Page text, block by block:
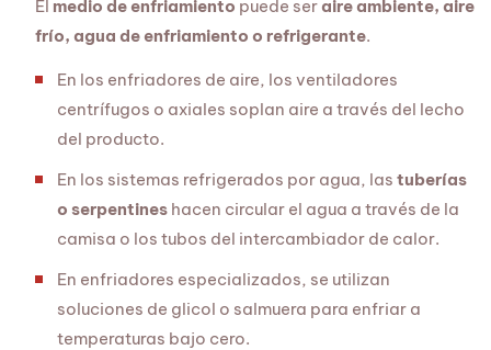
El medio de enfriamiento puede ser aire ambiente, aire
frío, agua de enfriamiento o refrigerante.
En los enfriadores de aire, los ventiladores
centrífugos o axiales soplan aire a través del lecho
del producto.
En los sistemas refrigerados por agua, las tuberías
o serpentines hacen circular el agua a través de la
camisa o los tubos del intercambiador de calor.
En enfriadores especializados, se utilizan
soluciones de glicol o salmuera para enfriar a
temperaturas bajo cero.